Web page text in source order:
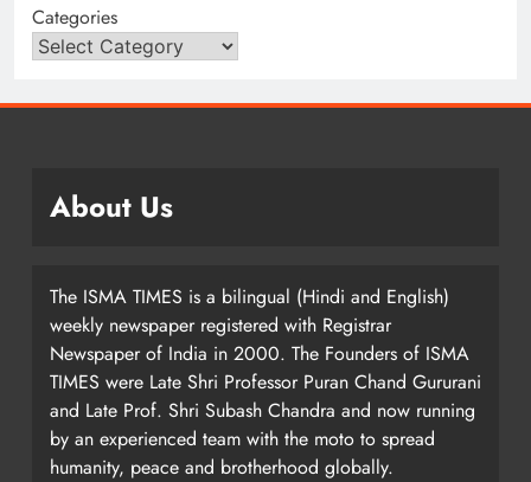
Categories
About Us
The ISMA TIMES is a bilingual (Hindi and English)
weekly newspaper registered with Registrar
Newspaper of India in 2000. The Founders of ISMA
TIMES were Late Shri Professor Puran Chand Gururani
and Late Prof. Shri Subash Chandra and now running
by an experienced team with the moto to spread
humanity, peace and brotherhood globally.